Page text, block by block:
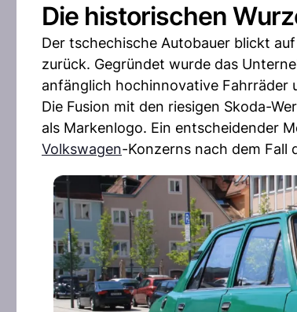
Die historischen
Der tschechische Autobauer blickt
zurück. Gegründet wurde das
anfänglich hochinnovative Fahrräder
Die Fusion mit den riesigen Skoda-
als Markenlogo. Ein entscheidender
Volkswagen-Konzerns nach dem Fall